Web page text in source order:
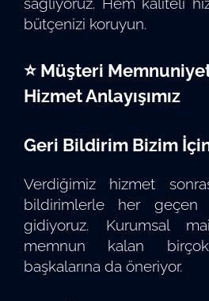
bütçenizi koruyun.
⭐ Müşteri
Hizmet Anlayışımız
Geri Bildirim Bizim
Verdiğimiz hizmet
bildirimlerle her
gidiyoruz. Kurumsal
memnun kalan
başkalarına da öneriyor.